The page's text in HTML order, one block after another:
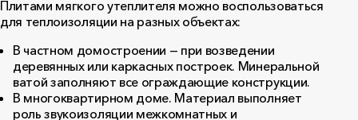
Плитами мягкого утеплителя можно воспользоваться
для теплоизоляции на разных объектах:
В частном домостроении — при возведении
деревянных или каркасных построек. Минеральной
ватой заполняют все ограждающие конструкции.
В многоквартирном доме. Материал выполняет
роль звукоизоляции межкомнатных и